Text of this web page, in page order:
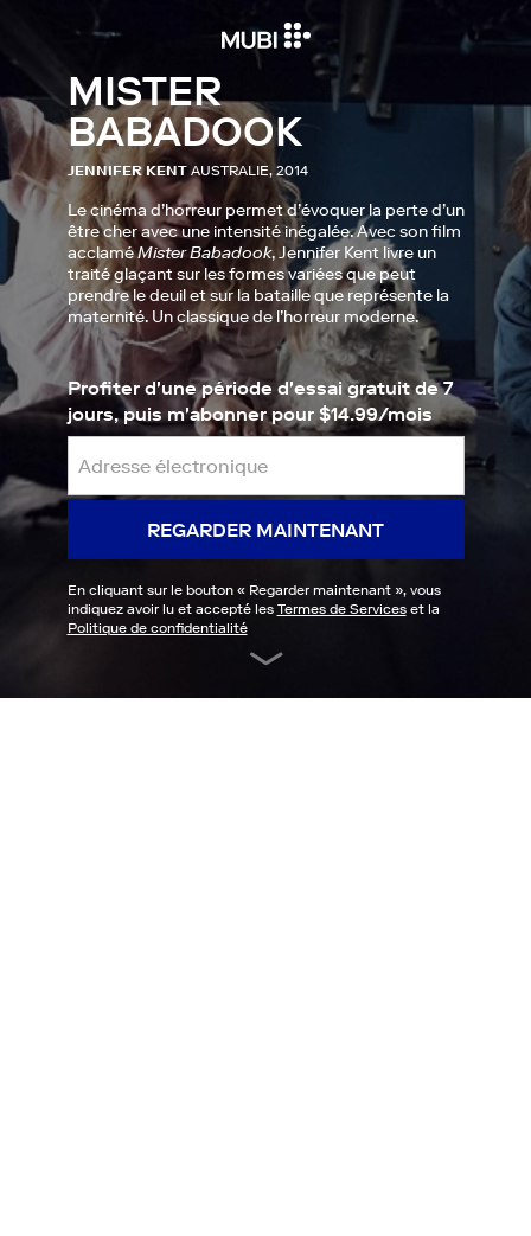
MISTER
BABADOOK
JENNIFER KENT AUSTRALIE, 2014
Le cinéma d’horreur permet d’évoquer la perte d’un
être cher avec une intensité inégalée. Avec son film
acclaméMister Babadook, Jennifer Kent livre un
traité glaçant sur les formes variées que peut
prendre le deuil et sur la bataille que représente la
maternité. Un classique de l’horreur moderne.
Profiter d'une période d'essai gratuit de 7
jours, puis m'abonner pour $14.99/mois
REGARDER MAINTENANT
En cliquant sur le bouton « Regarder maintenant», vous
indiquez avoir lu et accepté les Termes de Serviceset la
Politique de confidentialité